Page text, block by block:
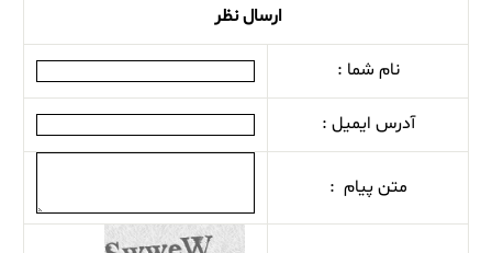
ارسال نظر
نام شما :
آدرس ایمیل :
متن پیام :